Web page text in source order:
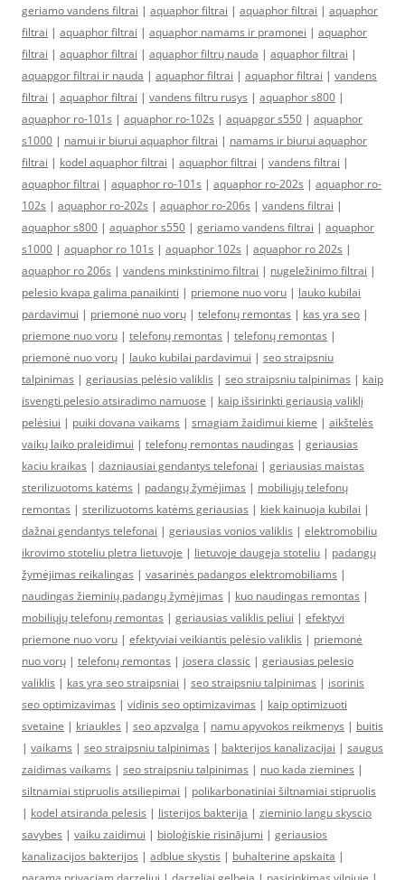
geriamo vandens filtrai | aquaphor filtrai | aquaphor filtrai | aquaphor
filtrai | aquaphor filtrai | aquaphor namams ir pramonei | aquaphor
filtrai | aquaphor filtrai | aquaphor filtrų nauda | aquaphor filtrai |
aquapgor filtrai ir nauda | aquaphor filtrai | aquaphor filtrai | vandens
filtrai | aquaphor filtrai | vandens filtru rusys | aquaphor s800 |
aquaphor ro-101s | aquaphor ro-102s | aquapgor s550 | aquaphor
s1000 | namui ir biurui aquaphor filtrai | namams ir biurui aquaphor
filtrai | kodel aquaphor filtrai | aquaphor filtrai | vandens filtrai |
aquaphor filtrai | aquaphor ro-101s | aquaphor ro-202s | aquaphor ro-
102s | aquaphor ro-202s | aquaphor ro-206s | vandens filtrai |
aquaphor s800 | aquaphor s550 | geriamo vandens filtrai | aquaphor
s1000 | aquaphor ro 101s | aquaphor 102s | aquaphor ro 202s |
aquaphor ro 206s | vandens minkstinimo filtrai | nugeležinimo filtrai |
pelesio kvapa galima panaikinti | priemone nuo voru | lauko kubilai
pardavimui | priemonė nuo vorų | telefonų remontas | kas yra seo |
priemone nuo voru | telefonų remontas | telefonų remontas |
priemonė nuo vorų | lauko kubilai pardavimui | seo straipsniu
talpinimas | geriausias pelėsio valiklis | seo straipsniu talpinimas | kaip
isvengti pelesio atsiradimo namuose | kaip išsirinkti geriausią valiklį
pelėsiui | puiki dovana vaikams | smagiam žaidimui kieme | aikštelės
vaikų laiko praleidimui | telefonų remontas naudingas | geriausias
kaciu kraikas | dazniausiai gendantys telefonai | geriausias maistas
sterilizuotoms katėms | padangų žymėjimas | mobiliųjų telefonų
remontas | sterilizuotoms katėms geriausias | kiek kainuoja kubilai |
dažnai gendantys telefonai | geriausias vonios valiklis | elektromobiliu
ikrovimo stoteliu pletra lietuvoje | lietuvoje daugeja stoteliu | padangų
žymėjimas reikalingas | vasarinės padangos elektromobiliams |
naudingas žieminių padangų žymėjimas | kuo naudingas remontas |
mobiliųjų telefonų remontas | geriausias valiklis peliui | efektyvi
priemone nuo voru | efektyviai veikiantis pelėsio valiklis | priemonė
nuo vorų | telefonų remontas | josera classic | geriausias pelesio
valiklis | kas yra seo straipsniai | seo straipsniu talpinimas | isorinis
seo optimizavimas | vidinis seo optimizavimas | kaip optimizuoti
svetaine | kriaukles | seo apzvalga | namu apyvokos reikmenys | buitis
| vaikams | seo straipsniu talpinimas | bakterijos kanalizacijai | saugus
zaidimas vaikams | seo straipsniu talpinimas | nuo kada ziemines |
siltnamiai stipruolis atsiliepimai | polikarbonatiniai šiltnamiai stipruolis
| kodel atsiranda pelesis | listerijos bakterija | zieminio langu skyscio
savybes | vaiku zaidimui | bioloģiskie risinājumi | geriausios
kanalizacijos bakterijos | adblue skystis | buhalterine apskaita |